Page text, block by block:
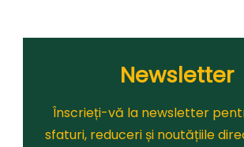
Newsletter
Înscrieți-vă la newsletter
sfaturi, reduceri și noutățiile